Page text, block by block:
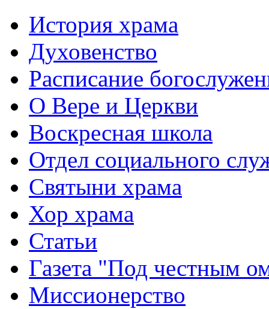
История храма
Духовенство
Расписание
О Вере и Церкви
Воскресная школа
Отдел социального
Святыни храма
Хор храма
Статьи
Газета "Под честным
Миссионерство